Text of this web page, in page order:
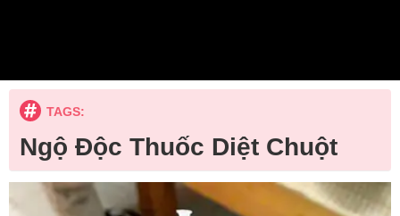
TAGS:
Ngộ Độc Thuốc Diệt Chuột